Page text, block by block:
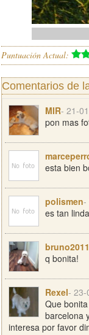
Puntuación Actual:
Comentarios de
MIR- 21-
pon mas
esta bien
polismen-
es tan linda
bruno2011
q bonita!
Rexel- 23-
Que
barcelona
interesa por favor